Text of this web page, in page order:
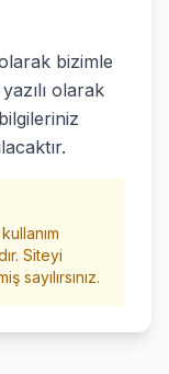
bizimle
olarak
Siteyi
sayılırsınız.